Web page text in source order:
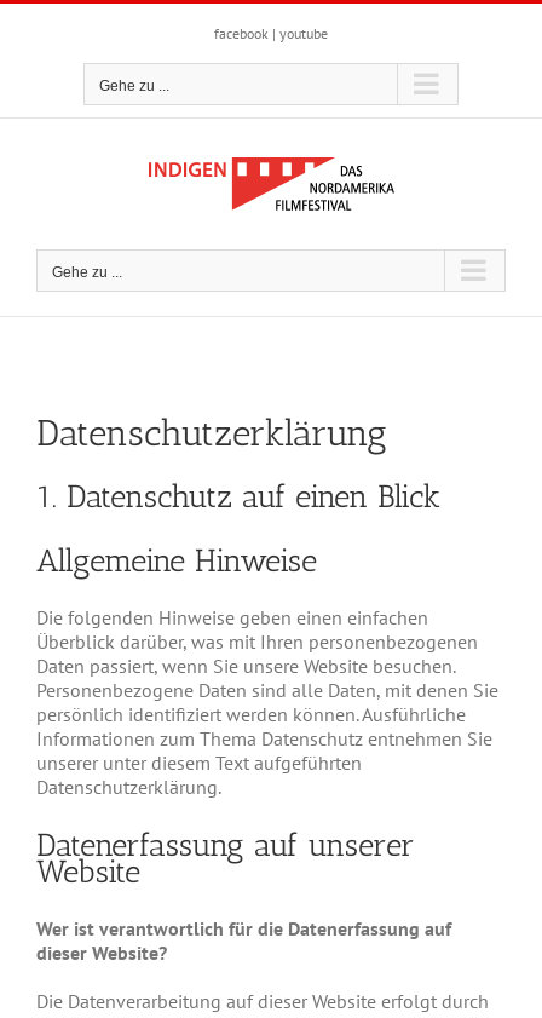
Zum
facebook | youtube
Gehe zu ...
Gehe zu ...
Datenschutzerklärung
1. Datenschutz auf einen Blick
Allgemeine Hinweise
Die folgenden Hinweise geben einen einfachen
Überblick darüber, was mit Ihren personenbezogenen
Daten passiert, wenn Sie unsere Website besuchen.
Personenbezogene Daten sind alle Daten, mit denen Sie
persönlich identifiziert werden können. Ausführliche
Informationen zum Thema Datenschutz entnehmen Sie
unserer unter diesem Text aufgeführten
Datenschutzerklärung.
Datenerfassung auf unserer
Website
Wer ist verantwortlich für die Datenerfassung auf
dieser Website?
Die Datenverarbeitung auf dieser Website erfolgt durch